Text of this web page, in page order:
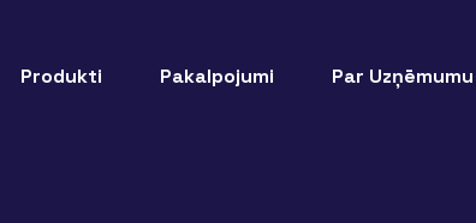
Produkti Pakalpojumi Par Uzņēmumu